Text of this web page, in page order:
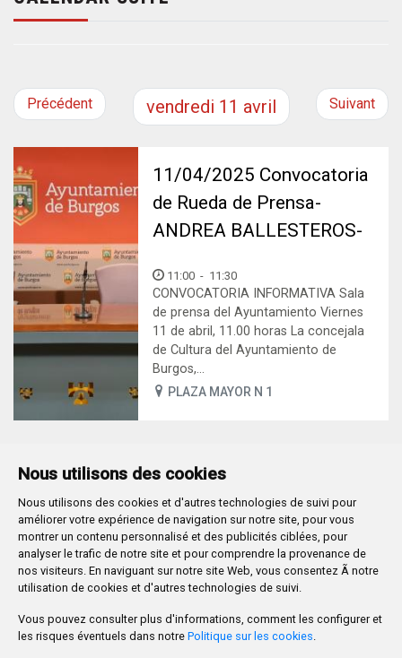
Nous utilisons des cookies
Nous utilisons des cookies et d'autres technologies de suivi pour
améliorer votre expérience de navigation sur notre site, pour vous
montrer un contenu personnalisé et des publicités ciblées, pour
analyser le trafic de notre site et pour comprendre la provenance de
nos visiteurs. En naviguant sur notre site Web, vous consentez Ã notre
utilisation de cookies et d'autres technologies de suivi.
Vous pouvez consulter plus d'informations, comment les configurer et
les risques éventuels dans notre Politique sur les cookies.
Précédent vendredi 11 avril Suivant
11/04/2025 Convocatoria
de Rueda de Prensa-
ANDREA BALLESTEROS-
11:00 - 11:30
CONVOCATORIA INFORMATIVA Sala
de prensa del Ayuntamiento Viernes
11 de abril, 11.00 horas La concejala
de Cultura del Ayuntamiento de
Burgos,...
PLAZA MAYOR N 1
Plaza Mayor 1- 09071BURGOS
947 288 800 CIF: P-0906100-C
CONTACTO | AVISOS, QUEJAS Y SUGERENCIAS
CANAL DE DENUNCIAS
MAPA WEB
AVISO LEGAL
PROMUEVE BURGOS